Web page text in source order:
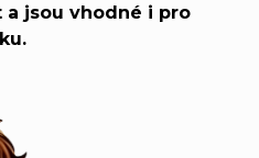
jsou vhodné i pro